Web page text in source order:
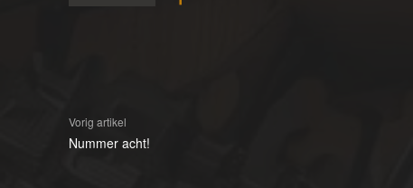
Vorig artikel
Nummer acht!